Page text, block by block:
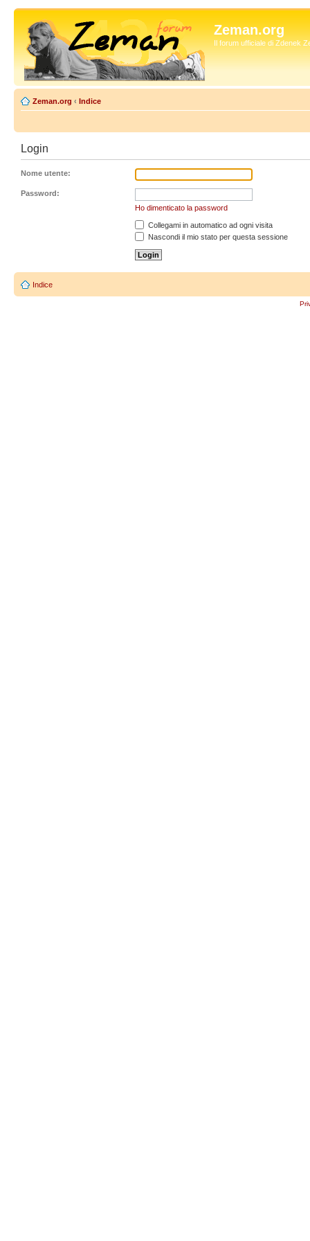
Zeman.org
Il forum ufficiale di Zdenek
Zeman.org ‹ Indice
Login
Nome utente:
Password:
Ho dimenticato la password
Collegami in automatico ad ogni visita
Nascondi il mio stato per questa sessione
Indice